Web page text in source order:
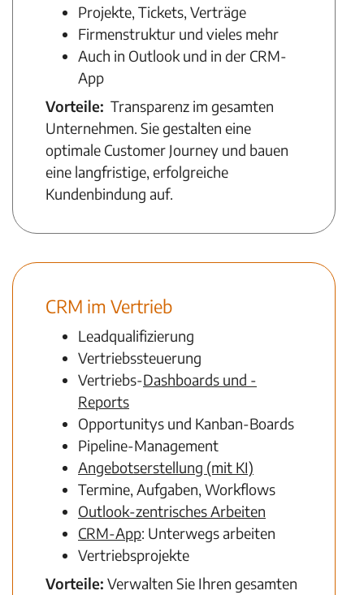
Projekte, Tickets, Verträge
Firmenstruktur und vieles mehr
Auch in Outlook und in der CRM-
App
Vorteile: Transparenz im gesamten
Unternehmen. Sie gestalten eine
optimale Customer Journey und bauen
eine langfristige, erfolgreiche
Kundenbindung auf.
CRM im Vertrieb
Leadqualifizierung
Vertriebssteuerung
Vertriebs-Dashboards und -
Reports
Opportunitys und Kanban-Boards
Pipeline-Management
Angebotserstellung (mit KI)
Termine, Aufgaben, Workflows
Outlook-zentrisches Arbeiten
CRM-App: Unterwegs arbeiten
Vertriebsprojekte
Vorteile: Verwalten Sie Ihren gesamten